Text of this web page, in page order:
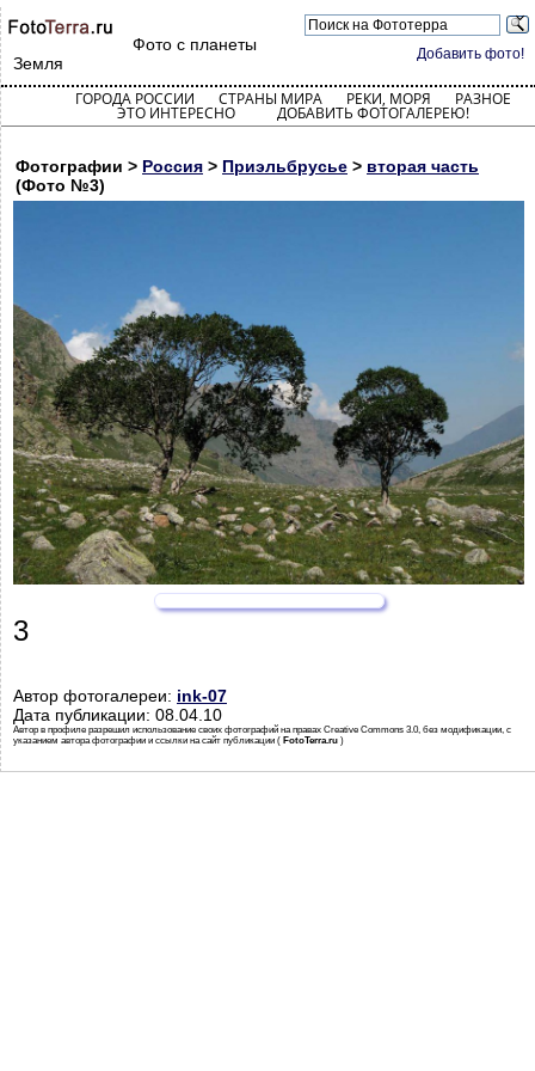
Добавить фото!
Фото с планеты
Земля
ГОРОДА РОССИИ СТРАНЫ МИРА РЕКИ, МОРЯ РАЗНОЕ
ЭТО ИНТЕРЕСНО ДОБАВИТЬ ФОТОГАЛЕРЕЮ!
Фотографии > Россия > Приэльбрусье > вторая часть
(Фото №3)
3
Автор фотогалереи: ink-07
Дата публикации: 08.04.10
Автор в профиле разрешил использование своих фотографий на правах Creative Commons 3.0, без модификации, с
указанием автора фотографии и ссылки на сайт публикации ( FotoTerra.ru )